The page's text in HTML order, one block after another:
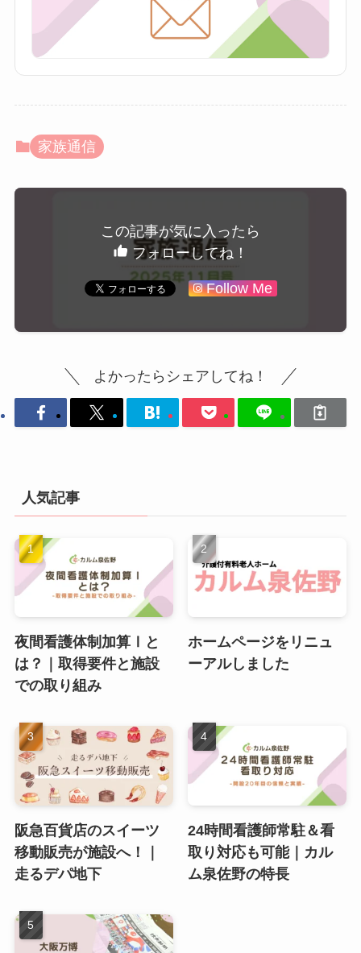
家族通信
この記事が気に入ったら
フォローしてね！
Follow Me
よかったらシェアしてね！
人気記事
夜間看護体制加算Ⅰと
は？｜取得要件と施設
での取り組み
ホームページをリニュ
ーアルしました
阪急百貨店のスイーツ
移動販売が施設へ！｜
走るデパ地下
24時間看護師常駐＆看
取り対応も可能｜カル
ム泉佐野の特長